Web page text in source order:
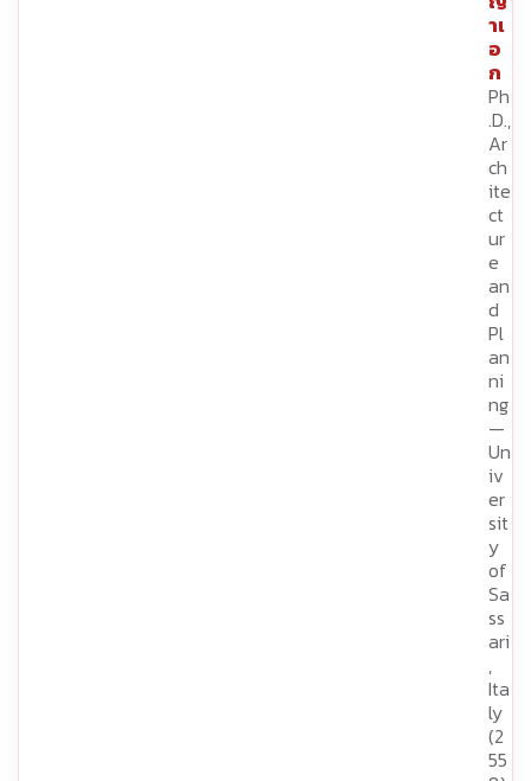
าเ
อ
ก
Ph
.D.,
Ar
ch
ite
ct
ur
e
an
d
Pl
an
ni
ng
—
Un
iv
er
sit
y
of
Sa
ss
ari
,
Ita
ly
(2
55